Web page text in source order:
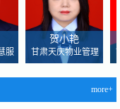
服
贺小艳
甘肃天庆物业管理
more+